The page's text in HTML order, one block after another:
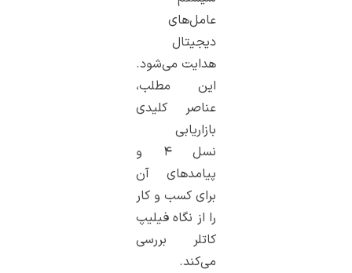
عامل‌های
دیجیتال
هدایت می‌شود.
این مطلب،
عناصر کلیدی
بازاریابی
نسل ۴ و
پیامدهای آن
برای کسب و کار
را از نگاه فیلیپ
کاتلر بررسی
می‌کند.